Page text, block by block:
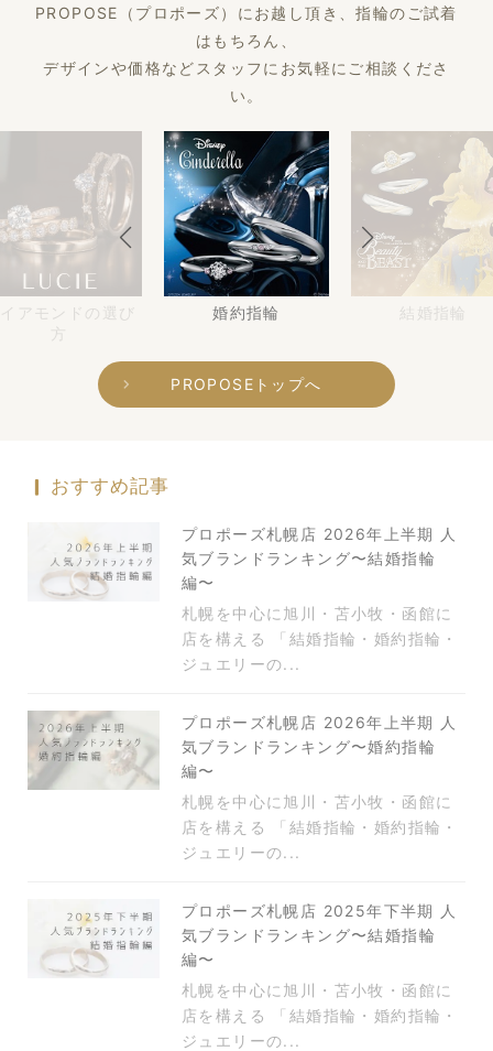
PROPOSE（プロポーズ）にお越し頂き、指輪のご試着
はもちろん、
デザインや価格などスタッフにお気軽にご相談くださ
い。
アモンドの選び
方
婚約指輪 結婚指輪
PROPOSEトップへ
おすすめ記事
プロポーズ札幌店 2026年上半期 人
気ブランドランキング〜結婚指輪
編〜
札幌を中心に旭川・苫小牧・函館に
店を構える 「結婚指輪・婚約指輪・
ジュエリーの...
プロポーズ札幌店 2026年上半期 人
気ブランドランキング〜婚約指輪
編〜
札幌を中心に旭川・苫小牧・函館に
店を構える 「結婚指輪・婚約指輪・
ジュエリーの...
プロポーズ札幌店 2025年下半期 人
気ブランドランキング〜結婚指輪
編〜
札幌を中心に旭川・苫小牧・函館に
店を構える 「結婚指輪・婚約指輪・
ジュエリーの...